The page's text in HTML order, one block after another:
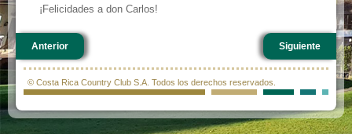
¡Felicidades a don Carlos!
Anterior Siguiente
© Costa Rica Country Club S.A. Todos los derechos reservados.